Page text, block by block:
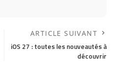
ARTICLE SUIVANT
iOS 27 : toutes les nouveautés à
découvrir